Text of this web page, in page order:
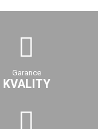
Garance
KVALITY